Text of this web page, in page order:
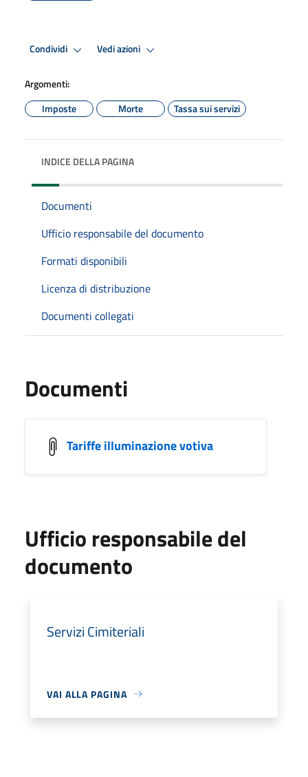
Condividi Vedi azioni
Argomenti:
Imposte
Morte Tassa sui servizi
INDICE DELLA PAGINA
Documenti
Ufficio responsabile del documento
Formati disponibili
Licenza di distribuzione
Documenti collegati
Documenti
Tariffe illuminazione votiva
Ufficio responsabile del
documento
Servizi Cimiteriali
VAI ALLA PAGINA